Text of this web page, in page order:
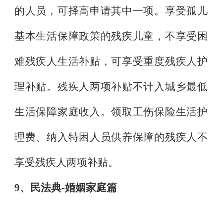
的人员，可择高申请其中一项。享受孤儿
基本生活保障政策的残疾儿童，不享受困
难残疾人生活补贴，可享受重度残疾人护
理补贴。残疾人两项补贴不计入城乡最低
生活保障家庭收入。领取工伤保险生活护
理费、纳入特困人员供养保障的残疾人不
享受残疾人两项补贴。
9、民法典-婚姻家庭篇